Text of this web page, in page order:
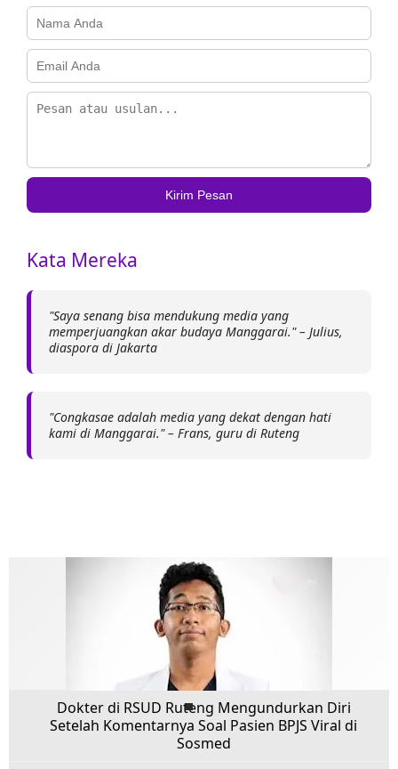
Kirim Pesan
Kata Mereka
"Saya senang bisa mendukung media yang
memperjuangkan akar budaya Manggarai." – Julius,
diaspora di Jakarta
"Congkasae adalah media yang dekat dengan hati
kami di Manggarai." – Frans, guru di Ruteng
Dokter di RSUD Ruteng Mengundurkan Diri
Setelah Komentarnya Soal Pasien BPJS Viral di
Sosmed